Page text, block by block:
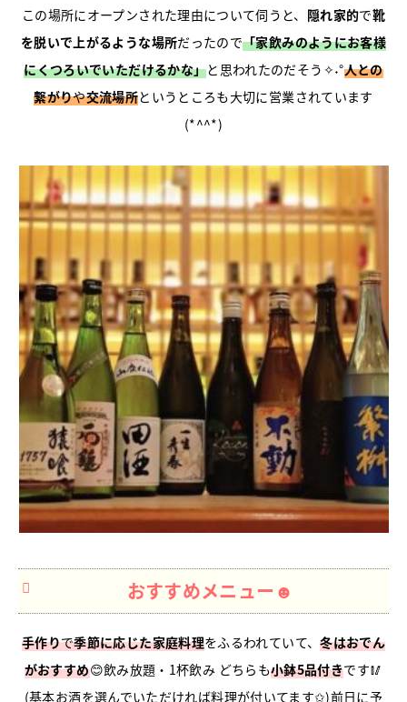
この場所にオープンされた理由について伺うと、 隠れ家的で靴
を脱いで上がるような場所だったので「家飲みのようにお客様
にくつろいでいただけるかな」と思われたのだそう✧˖°人との
繋がりや交流場所というところも大切に営業されています
(*^^*)
おすすめメニュー☻
手作りで季節に応じた家庭料理をふるわれていて、冬はおでん
がおすすめ😊飲み放題・1杯飲み どちらも小鉢5品付きです🥢
(基本お酒を選んでいただければ料理が付いてます✩)前日に予